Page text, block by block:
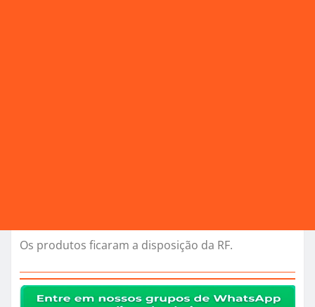
Os produtos ficaram a disposição da RF.